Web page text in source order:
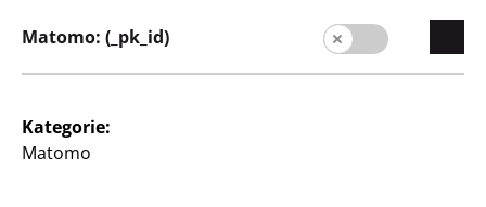
Empresa
Carrera profesional
Matomo: (_pk_id)
Kategorie:
Matomo